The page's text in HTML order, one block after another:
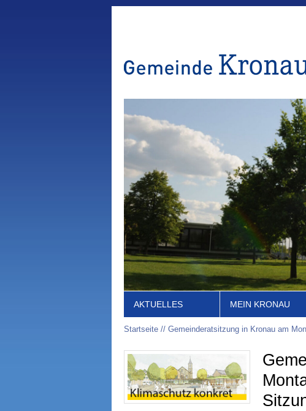
AKTUELLES MEIN KRONAU
Startseite Gemeinderatsitzung in Kronau am